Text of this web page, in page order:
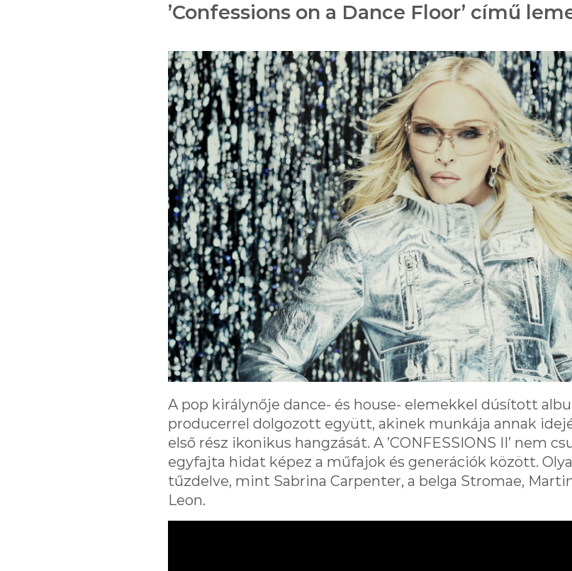
’Confessions on a Dance Floor’ című
A pop királynője dance- és house- elemekkel dúsított
producerrel dolgozott együtt, akinek munkája annak
első rész ikonikus hangzását. A ’CONFESSIONS II’ nem
egyfajta hidat képez a műfajok és generációk között.
tűzdelve, mint Sabrina Carpenter, a belga Stromae,
Leon.